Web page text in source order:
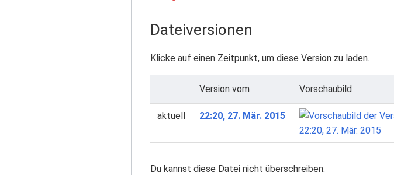
Dateiversionen
Klicke auf einen Zeitpunkt, um diese Version zu laden.
Version vom Vorschaubild
aktuell 22:20, 27. Mär. 2015
Du kannst diese Datei nicht überschreiben.